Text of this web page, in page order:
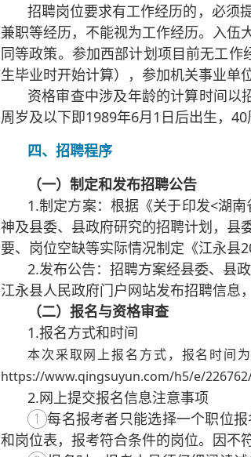
招聘岗位要求有工作经历的，必须
兼职等经历，不能视为工作经历。入伍
同等政策。参加西部计划项目前无工
生毕业时开始计算），参加机关事业单
资格审查中涉及年龄的计算时间以
周岁及以下即1989年6月1日后出生，40
四、招聘程序
（一）制定和发布招聘公告
1.制定方案：根据《关于印发<湖
神及县委、县政府研究的招聘计划，县
要、岗位空缺等实际情况制定《江永县
2.发布公告：招聘方案经县委、县
江永县人民政府门户网站发布招聘信息
（二）报名与资格审查
1.报名方式和时间
本次采取网上报名方式，报名时间为
https://www.qingsuyun.com/h5/e/226762/
2.网上提交报名信息注意事项
①每名报考者只能选择一个职位报
和岗位表，报考符合条件的岗位。因不